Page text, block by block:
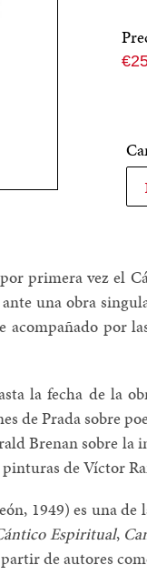
primera vez el
una obra
acompañado por
la fecha de la
de Prada sobre
Brenan sobre
de Víctor
1949) es una
Espiritual,
de autores